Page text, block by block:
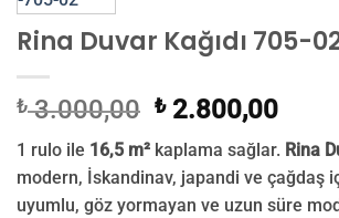
Rina Duvar Kağıdı 705-
₺3.000,00 Orijinal
fiyat:
₺ 3.000,00.
₺2.800,00Şu
fiyat:
₺
1 rulo ile 16,5 m² kaplama sağlar. Rina
modern, İskandinav, japandi ve çağdaş
uyumlu, göz yormayan ve uzun süre